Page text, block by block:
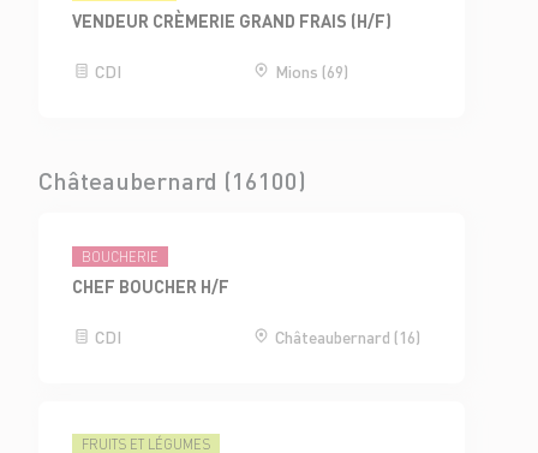
VENDEUR CRÈMERIE GRAND FRAIS (H/F)
CDI Mions (69)
Châteaubernard (16100)
BOUCHERIE
CHEF BOUCHER H/F
CDI Châteaubernard (16)
FRUITS ET LÉGUMES